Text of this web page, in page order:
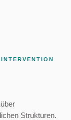
Strukturen.